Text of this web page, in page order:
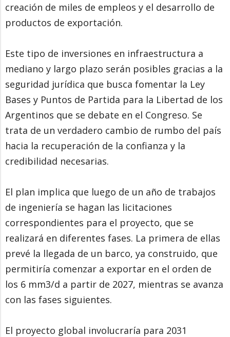
creación de miles de empleos y el desarrollo de
productos de exportación.
Este tipo de inversiones en infraestructura a
mediano y largo plazo serán posibles gracias a la
seguridad jurídica que busca fomentar la Ley
Bases y Puntos de Partida para la Libertad de los
Argentinos que se debate en el Congreso. Se
trata de un verdadero cambio de rumbo del país
hacia la recuperación de la confianza y la
credibilidad necesarias.
El plan implica que luego de un año de trabajos
de ingeniería se hagan las licitaciones
correspondientes para el proyecto, que se
realizará en diferentes fases. La primera de ellas
prevé la llegada de un barco, ya construido, que
permitiría comenzar a exportar en el orden de
los 6 mm3/d a partir de 2027, mientras se avanza
con las fases siguientes.
El proyecto global involucraría para 2031